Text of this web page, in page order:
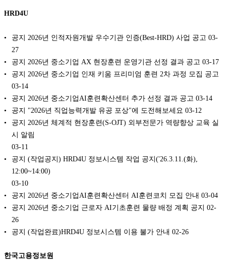
HRD4U
공지 2026년 인적자원개발 우수기관 인증(Best-HRD) 사업 공고 03-
27
공지 2026년 중소기업 AX 현장훈련 운영기관 선정 결과 공고 03-17
공지 2026년 중소기업 인재 키움 프리미엄 훈련 2차 과정 모집 공고
03-14
공지 2026년 중소기업AI훈련확산센터 추가 선정 결과 공고 03-14
공지 "2026년 직업능력개발 유공 포상"에 도전해보세요 03-12
공지 2026년 체계적 현장훈련(S-OJT) 외부전문가 역량향상 교육 실
시 알림
03-11
공지 (작업공지) HRD4U 정보시스템 작업 공지('26.3.11.(화),
12:00~14:00)
03-10
공지 2026년 중소기업AI훈련확산센터 AI훈련코치 모집 안내 03-04
공지 2026년 중소기업 근로자 AI기초훈련 물량 배정 계획 공지 02-
26
공지 (작업완료)HRD4U 정보시스템 이용 불가 안내 02-26
한국고용정보원